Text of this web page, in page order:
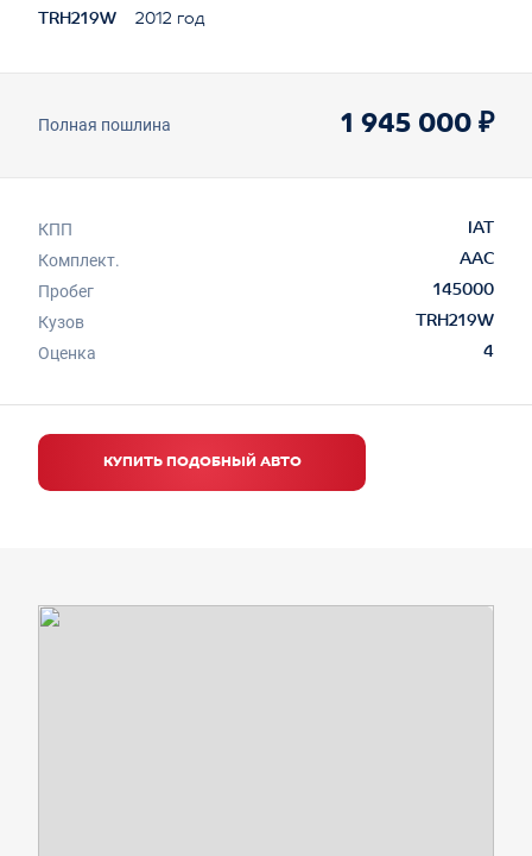
TRH219W 2012 год
Полная пошлина 1 945 000 ₽
КПП IAT
Комплект. AAC
Пробег 145000
Кузов TRH219W
Оценка 4
КУПИТЬ ПОДОБНЫЙ АВТО